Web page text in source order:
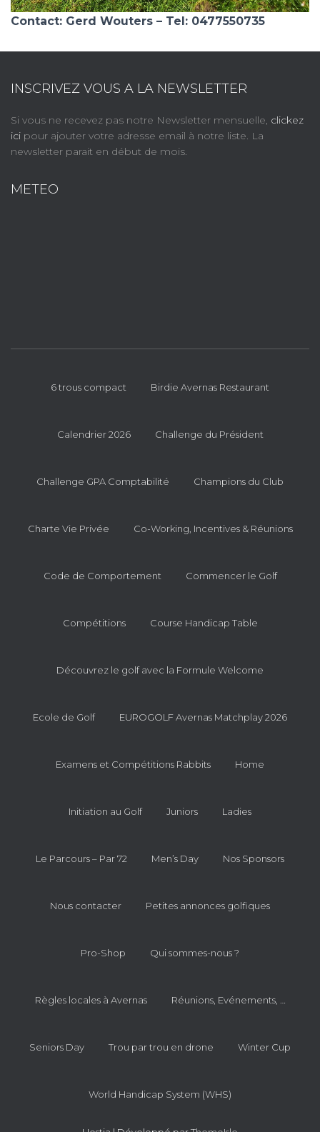
Contact: Gerd Wouters – Tel: 0477550735
INSCRIVEZ VOUS A LA NEWSLETTER
Si vous ne recevez pas notre Newsletter mensuelle, clickez
ici pour ajouter votre adresse email à notre liste. La
newsletter parait en début de mois.
METEO
6 trous compact Birdie Avernas Restaurant
Calendrier 2026 Challenge du Président
Challenge GPA Comptabilité Champions du Club
Charte Vie Privée Co-Working, Incentives & Réunions
Code de Comportement Commencer le Golf
Compétitions Course Handicap Table
Découvrez le golf avec la Formule Welcome
Ecole de Golf EUROGOLF Avernas Matchplay 2026
Examens et Compétitions Rabbits Home
Initiation au Golf Juniors Ladies
Le Parcours – Par 72 Men’s Day Nos Sponsors
Nous contacter Petites annonces golfiques
Pro-Shop Qui sommes-nous ?
Règles locales à Avernas Réunions, Evénements, …
Seniors Day Trou par trou en drone Winter Cup
World Handicap System (WHS)